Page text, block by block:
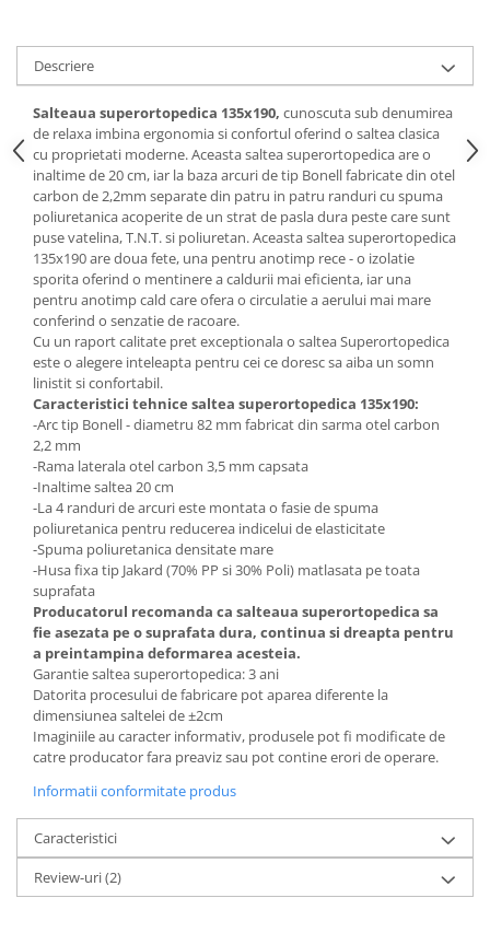
Scaune gradinita
Set mese si scaune gradinita
Mobilier copii
Mobila camera copii
Scaune birou pentru copii
Saltele patuturi copii
Paturi copii
Masa si scaune gradinita
Seturi comode living si dormitor
Descriere
Salteaua superortopedica 135x190, cunoscuta sub denumirea
de relaxa imbina ergonomia si confortul oferind o saltea clasica
cu proprietati moderne. Aceasta saltea superortopedica are o
inaltime de 20 cm, iar la baza arcuri de tip Bonell fabricate din otel
carbon de 2,2mm separate din patru in patru randuri cu spuma
poliuretanica acoperite de un strat de pasla dura peste care sunt
puse vatelina, T.N.T. si poliuretan. Aceasta saltea superortopedica
135x190 are doua fete, una pentru anotimp rece - o izolatie
sporita oferind o mentinere a caldurii mai eficienta, iar una
pentru anotimp cald care ofera o circulatie a aerului mai mare
conferind o senzatie de racoare.
Cu un raport calitate pret exceptionala o saltea Superortopedica
este o alegere inteleapta pentru cei ce doresc sa aiba un somn
linistit si confortabil.
Caracteristici tehnice saltea superortopedica 135x190:
-Arc tip Bonell - diametru 82 mm fabricat din sarma otel carbon
2,2 mm
-Rama laterala otel carbon 3,5 mm capsata
-Inaltime saltea 20 cm
-La 4 randuri de arcuri este montata o fasie de spuma
poliuretanica pentru reducerea indicelui de elasticitate
-Spuma poliuretanica densitate mare
-Husa fixa tip Jakard (70% PP si 30% Poli) matlasata pe toata
suprafata
Producatorul recomanda ca salteaua superortopedica sa
fie asezata pe o suprafata dura, continua si dreapta pentru
a preintampina deformarea acesteia.
Garantie saltea superortopedica: 3 ani
Datorita procesului de fabricare pot aparea diferente la
dimensiunea saltelei de ±2cm
Imaginiile au caracter informativ, produsele pot fi modificate de
catre producator fara preaviz sau pot contine erori de operare.
Informatii conformitate produs
Caracteristici
Review-uri(2)